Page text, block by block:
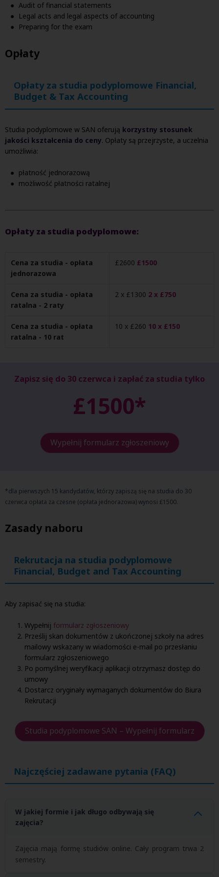
Audit of financial statements
Legal acts and legal aspects of accounting
Preparing for the exam
Opłaty
Opłaty za studia podyplomowe Financial,
Budget & Tax Accounting
Studia podyplomowe w SAN oferują korzystny stosunek
jakości kształcenia do ceny. Opłaty są przejrzyste, a uczelnia
umożliwia:
płatność jednorazową
możliwość płatności ratalnej
Opłaty za studia podyplomowe:
Cena za studia - opłata
jednorazowa
£2600 £1500
Cena za studia - opłata
ratalna - 2 raty
2 x £1300 2 x £750
Cena za studia - opłata
ratalna - 10 rat
10 x £260 10 x £150
Zapisz się do 30 czerwca i zapłać za studia tylko
£1500*
Wypełnij formularz zgłoszeniowy
*dla pierwszych 15 kandydatów, którzy zapiszą się na studia do 30
czerwca opłata za czesne (opłata jednorazowa) wynosi £1500.
Zasady naboru
Rekrutacja na studia podyplomowe
Financial, Budget and Tax Accounting
Aby zapisać się na studia:
Wypełnij formularz zgłoszeniowy
Prześlij skan dokumentów z ukończonej szkoły na adres
mailowy wskazany w wiadomości e-mail po przesłaniu
formularz zgłoszeniowego
Po pomyślnej weryfikacji aplikacji otrzymasz dostęp do
umowy
Dostarcz oryginały wymaganych dokumentów do Biura
Rekrutacji
Studia podyplomowe SAN – Wypełnij formularz
Najczęściej zadawane pytania (FAQ)
W jakiej formie i jak długo odbywają się
zajęcia?
Zajęcia mają formę studiów online. Cały program trwa 2
semestry.